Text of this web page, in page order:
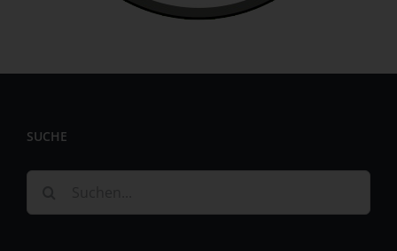
SUCHE
nach:
Betroffene Person ist jede identifizierte oder
Verantwortlichen verarbeitet werden.
Verfahren ausgeführte Vorgang oder jede solche